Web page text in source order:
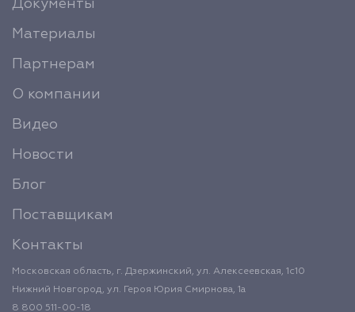
Документы
Материалы
Партнерам
О компании
Видео
Новости
Блог
Поставщикам
Контакты
Московская область, г. Дзержинский, ул. Алексеевская, 1с10
Нижний Новгород, ул. Героя Юрия Смирнова, 1а
8 800 511-00-18